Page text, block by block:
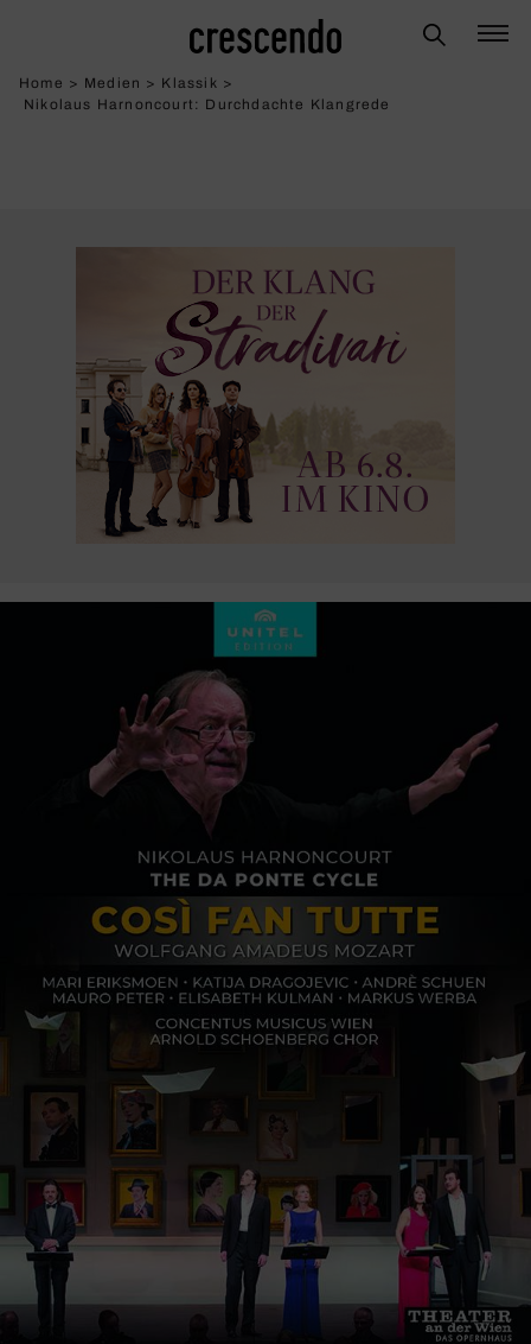
Home > Medien > Klassik >
Nikolaus Harnoncourt: Durch­dachte Klang­rede